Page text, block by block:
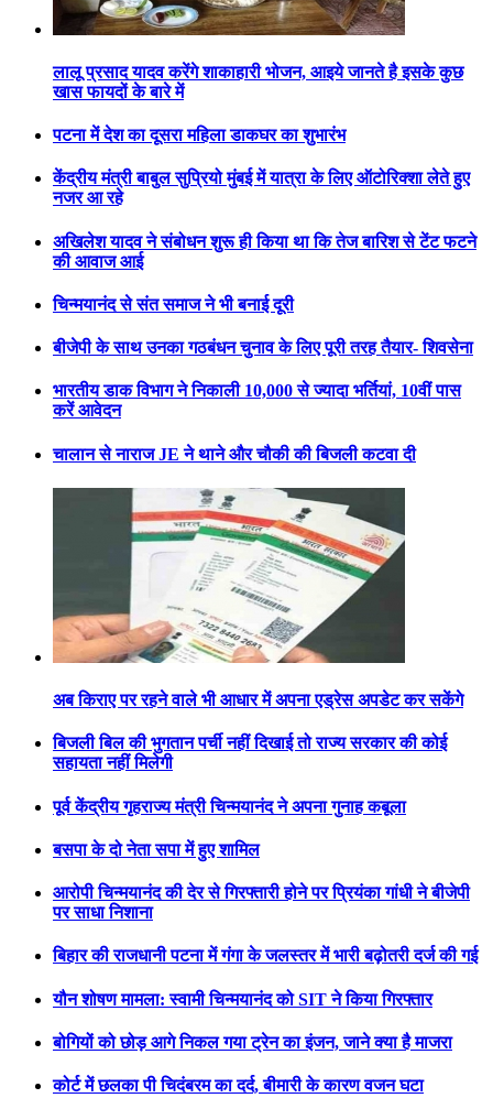
लालू प्रसाद यादव करेंगे शाकाहारी भोजन, आइये जानते है इसके कुछ
खास फायदों के बारे में
पटना में देश का दूसरा महिला डाकघर का शुभारंभ
केंद्रीय मंत्री बाबुल सुप्रियो मुंबई में यात्रा के लिए ऑटोरिक्शा लेते हुए
नजर आ रहे
अखिलेश यादव ने संबोधन शुरू ही किया था कि तेज बारिश से टेंट फटने
की आवाज आई
चिन्मयानंद से संत समाज ने भी बनाई दूरी
बीजेपी के साथ उनका गठबंधन चुनाव के लिए पूरी तरह तैयार- शिवसेना
भारतीय डाक विभाग ने निकाली 10,000 से ज्यादा भर्तियां, 10वीं पास
करें आवेदन
चालान से नाराज JE ने थाने और चौकी की बिजली कटवा दी
अब किराए पर रहने वाले भी आधार में अपना एड्रेस अपडेट कर सकेंगे
बिजली बिल की भुगतान पर्ची नहीं दिखाई तो राज्य सरकार की कोई
सहायता नहीं मिलेगी
पूर्व केंद्रीय गृहराज्य मंत्री चिन्मयानंद ने अपना गुनाह कबूला
बसपा के दो नेता सपा में हुए शामिल
आरोपी चिन्मयानंद की देर से गिरफ्तारी होने पर प्रियंका गांधी ने बीजेपी
पर साधा निशाना
बिहार की राजधानी पटना में गंगा के जलस्तर में भारी बढ़ोतरी दर्ज की गई
यौन शोषण मामला: स्वामी चिन्मयानंद को SIT ने किया गिरफ्तार
बोगियों को छोड़ आगे निकल गया ट्रेन का इंजन, जाने क्या है माजरा
कोर्ट में छलका पी चिदंबरम का दर्द, बीमारी के कारण वजन घटा